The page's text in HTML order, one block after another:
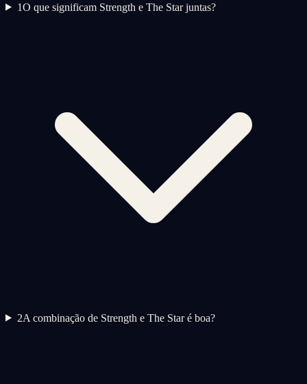
1O que significam Strength e The Star juntas?
2A combinação de Strength e The Star é boa?